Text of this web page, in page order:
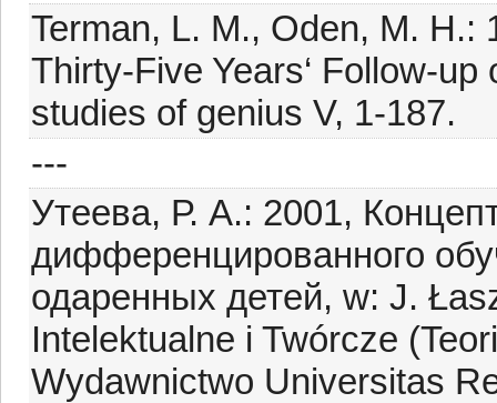
Terman, L. M., Oden, M. H.:
Thirty-Five Years‘ Follow-
studies of genius V, 1-187.
---
Утеева, Р. А.: 2001,
дифференцированного
одаренных детей, w: J.
Intelektualne i Twórcze
Wydawnictwo Universitas